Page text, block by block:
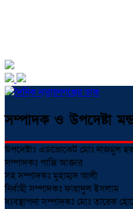
সম্পাদক ও উপদেষ্টা
উপদেষ্টাঃ এডভোকেট মোঃ নাজমুল
সম্পাদকঃ পাপ্পি আক্তার
সহ সম্পাদকঃ মুহাম্মদ আলী
নির্বাহী সম্পাদকঃ ফাহাদুল ইসলাম
ব্যবস্থাপনা সম্পাদকঃ মোঃ তারেক